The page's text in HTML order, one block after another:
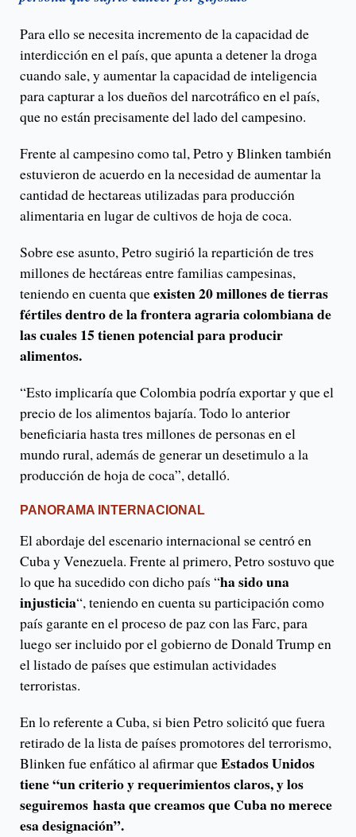
Para ello se necesita incremento de la capacidad de
interdicción en el país, que apunta a detener la droga
cuando sale, y aumentar la capacidad de inteligencia
para capturar a los dueños del narcotráfico en el país,
que no están precisamente del lado del campesino.
Frente al campesino como tal, Petro y Blinken también
estuvieron de acuerdo en la necesidad de aumentar la
cantidad de hectareas utilizadas para producción
alimentaria en lugar de cultivos de hoja de coca.
Sobre ese asunto, Petro sugirió la repartición de tres
millones de hectáreas entre familias campesinas,
teniendo en cuenta queexisten 20 millones de tierras
fértiles dentro de la frontera agraria colombiana de
las cuales 15 tienen potencial para producir
alimentos.
“Esto implicaría que Colombia podría exportar y que el
precio de los alimentos bajaría. Todo lo anterior
beneficiaria hasta tres millones de personas en el
mundo rural, además de generar un desetimulo a la
producción de hoja de coca”, detalló.
PANORAMA INTERNACIONAL
El abordaje del escenario internacional se centró en
Cuba y Venezuela. Frente al primero, Petro sostuvo que
lo que ha sucedido con dicho país “ha sido una
injusticia“, teniendo en cuenta su participación como
país garante en el proceso de paz con las Farc, para
luego ser incluido por el gobierno de Donald Trump en
el listado de países que estimulan actividades
terroristas.
En lo referente a Cuba, si bien Petro solicitó que fuera
retirado de la lista de países promotores del terrorismo,
Blinken fue enfático al afirmar queEstados Unidos
tiene “un criterio y requerimientos claros, y los
seguiremos hasta que creamos que Cuba no merece
esa designación”.